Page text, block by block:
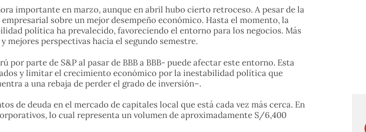
importante en marzo, aunque en abril hubo cierto retroceso. A pesar de la
sobre un mejor desempeño económico. Hasta el momento, la
política ha prevalecido, favoreciendo el entorno para los negocios. Más
perspectivas hacia el segundo semestre.
parte de S&P al pasar de BBB a BBB- puede afectar este entorno. Esta
y limitar el crecimiento económico por la inestabilidad política que
a una rebaja de perder el grado de inversión–.
de deuda en el mercado de capitales local que está cada vez más cerca. En
lo cual representa un volumen de aproximadamente S/6,400